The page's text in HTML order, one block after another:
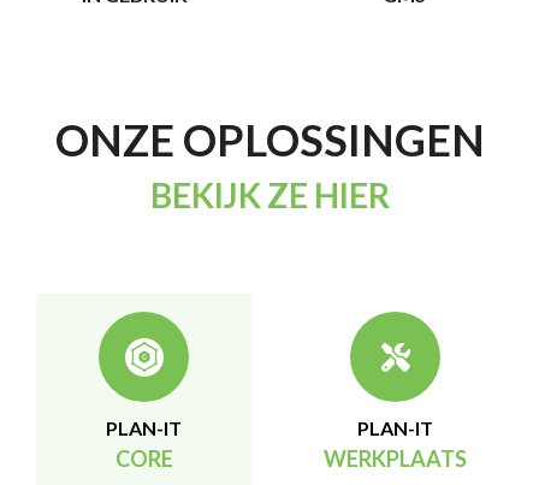
ONZE OPLOSSINGEN
BEKIJK ZE HIER
PLAN-IT
CORE
PLAN-IT
WERKPLAATS